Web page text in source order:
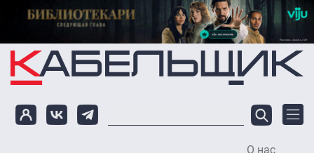
Перейти к основному содержанию
О нас